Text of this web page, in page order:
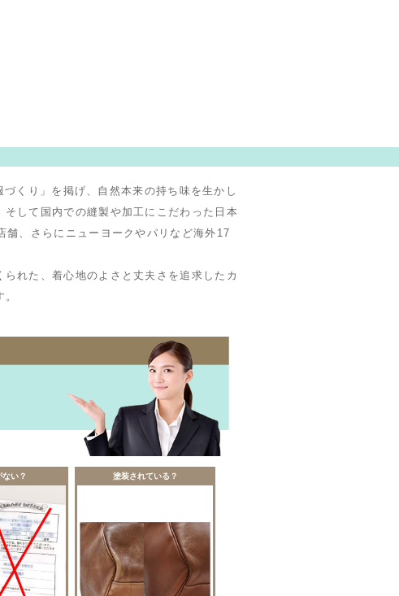
くり」を掲げ、自然本来の持ち味を生かし
して国内での縫製や加工にこだわった日本
、さらにニューヨークやパリなど海外17
れた、着心地のよさと丈夫さを追求したカ
い？ 塗装されている？